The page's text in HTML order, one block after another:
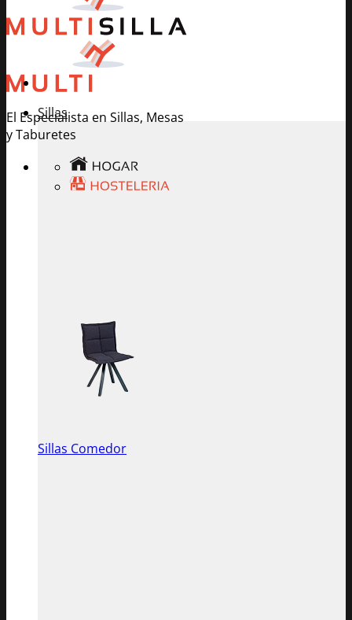
El Especialista en Sillas, Mesas
y Taburetes
Sillas
Sillas Comedor